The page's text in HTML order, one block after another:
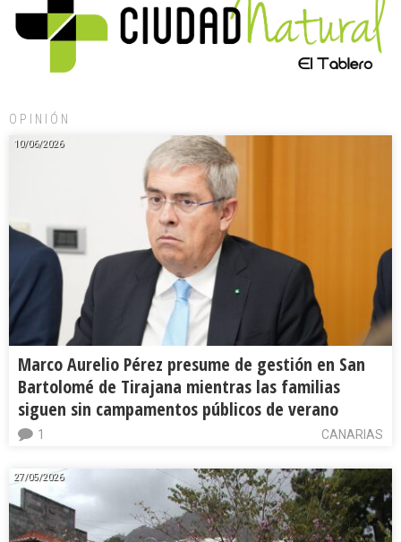
OPINIÓN
10/06/2026
Marco Aurelio Pérez presume de gestión en San
Bartolomé de Tirajana mientras las familias
siguen sin campamentos públicos de verano
CANARIAS
1
27/05/2026